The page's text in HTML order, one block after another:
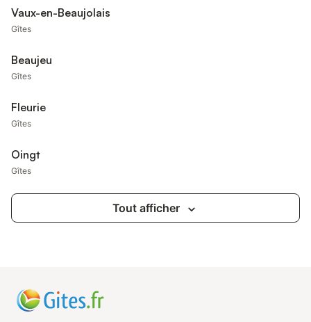
Vaux-en-Beaujolais
Gîtes
Beaujeu
Gîtes
Fleurie
Gîtes
Oingt
Gîtes
Tout afficher